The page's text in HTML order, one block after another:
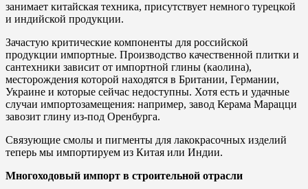
занимает китайская техника, присутствует немного турецкой
и индийской продукции.
Зачастую критические компоненты для российской
продукции импортные. Производство качественной плитки и
сантехники зависит от импортной глины (каолина),
месторождения которой находятся в Британии, Германии,
Украине и которые сейчас недоступны. Хотя есть и удачные
случаи импортозамещения: например, завод Керама Марацци
завозит глину из-под Оренбурга.
Связующие смолы и пигменты для лакокрасочных изделий
теперь мы импортируем из Китая или Индии.
Многоходовый импорт в строительной отрасли